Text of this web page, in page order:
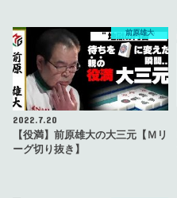
前原雄大
2022.7.20
【役満】前原雄大の大三元【Ｍリ
ーグ切り抜き】